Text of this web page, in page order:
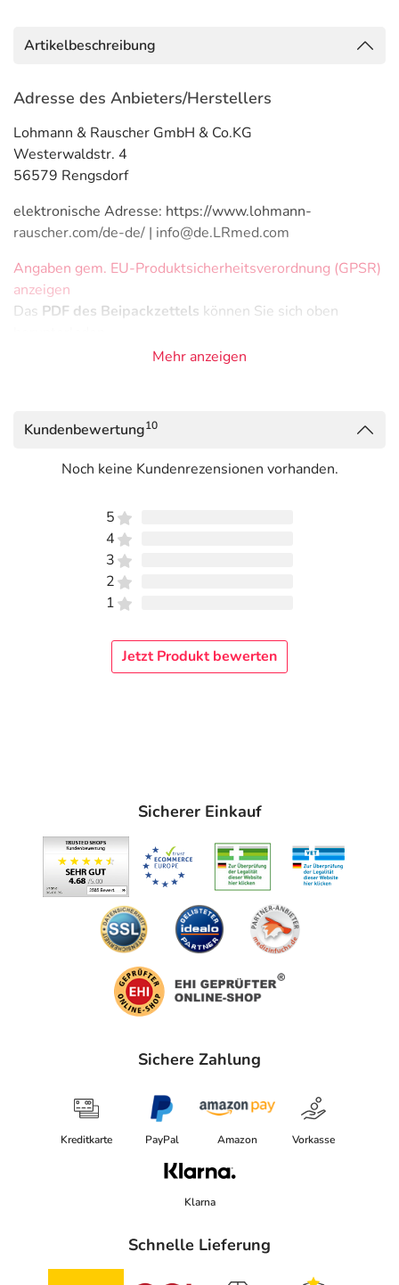
Artikelbeschreibung
Adresse des Anbieters/Herstellers
Lohmann & Rauscher GmbH & Co.KG
Westerwaldstr. 4
56579 Rengsdorf
elektronische Adresse: https://www.lohmann-
rauscher.com/de-de/ | info@de.LRmed.com
Angaben gem. EU-Produktsicherheitsverordnung (GPSR)
anzeigen
Das PDF des Beipackzettels können Sie sich oben
Mehr anzeigen
Kundenbewertung10
Noch keine Kundenrezensionen vorhanden.
5
4
3
2
1
Jetzt Produkt bewerten
Sicherer Einkauf
Sichere Zahlung
Kreditkarte PayPal Amazon Vorkasse
Klarna
Schnelle Lieferung